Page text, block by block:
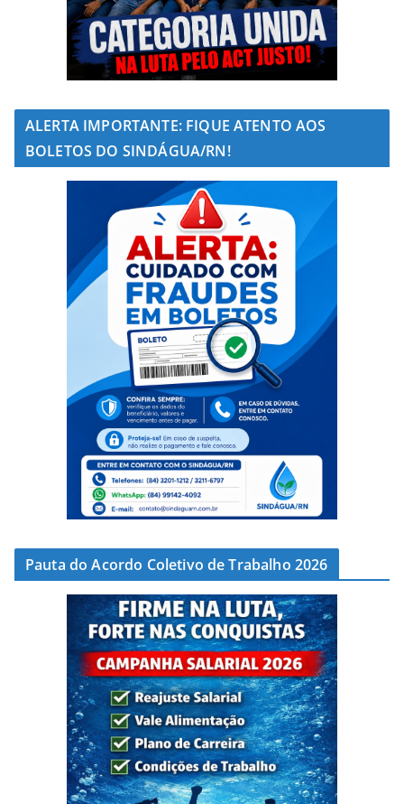
ALERTA IMPORTANTE: FIQUE ATENTO AOS
BOLETOS DO SINDÁGUA/RN!
Pauta do Acordo Coletivo de Trabalho 2026